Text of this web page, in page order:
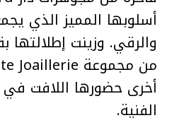
أسلوبها المميز الذي
والرقي. وزينت إطلالتها
أخرى حضورها اللافت في
الفنية.